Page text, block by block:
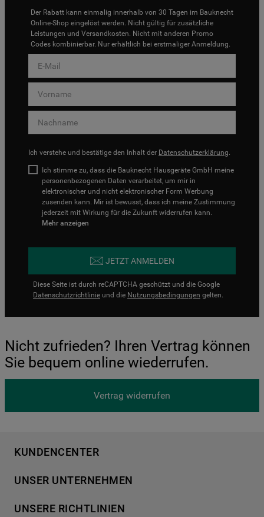
Der Rabatt kann einmalig innerhalb von 30 Tagen im Bauknecht
Online-Shop eingelöst werden. Nicht gültig für zusätzliche
Leistungen und Versandkosten. Nicht mit anderen Promo
Codes kombinierbar. Nur erhältlich bei erstmaliger Anmeldung.
Ich verstehe und bestätige den Inhalt der Datenschutzerklärung.
Ich stimme zu, dass die Bauknecht Hausgeräte GmbH meine
personenbezogenen Daten verarbeitet, um mir in
elektronischer und nicht elektronischer Form Werbung
zusenden kann. Mir ist bewusst, dass ich meine Zustimmung
jederzeit mit Wirkung für die Zukunft widerrufen kann.
Mehr anzeigen
JETZT ANMELDEN
Diese Seite ist durch reCAPTCHA geschützt und die Google
Datenschutzrichtlinie und die Nutzungsbedingungen gelten.
Nicht zufrieden? Ihren Vertrag können
Sie bequem online wiederrufen.
Vertrag widerrufen
KUNDENCENTER
Händlersuche
Häufige Fragen
UNSER UNTERNEHMEN
Für Händler
UNSERE RICHTLINIEN